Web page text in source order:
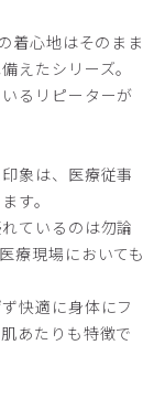
デルを購入しま
たりでした。
/白/M
着心地はそのまま
えたシリーズ。
るリピーターが
象は、医療従事
す。
ているのは勿論
療現場においても
快適に身体にフ
あたりも特徴で